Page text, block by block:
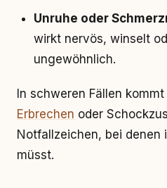
Unruhe oder
wirkt nervös, winselt
ungewöhnlich.
In schweren Fällen
Erbrechen oder
Notfallzeichen, bei denen
müsst.